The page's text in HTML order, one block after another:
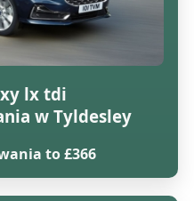
lx tdi
w Tyldesley
to £366